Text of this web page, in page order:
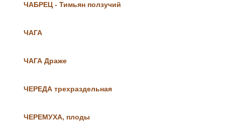
ЧАБРЕЦ - Тимьян ползучий
ЧАГА
ЧАГА Драже
ЧЕРЕДА трехраздельная
ЧЕРЕМУХА, плоды